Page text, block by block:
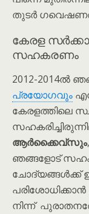
തുടർ
കേരള
സഹകരണം
2012-2014ൽ
പ്രയോഗവും
കേരളത്തിലെ
ആർക്കൈവ്സും,
ഞങ്ങളോട്
ചോദ്യങ്ങൾക്ക്
നിന്ന്